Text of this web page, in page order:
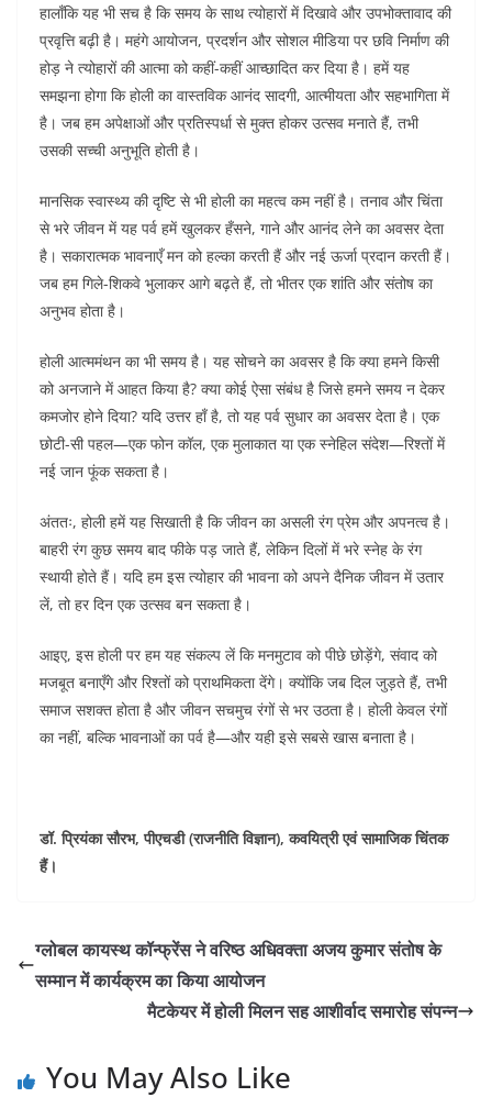
हालाँकि यह भी सच है कि समय के साथ त्योहारों में दिखावे और उपभोक्तावाद की
प्रवृत्ति बढ़ी है। महंगे आयोजन, प्रदर्शन और सोशल मीडिया पर छवि निर्माण की
होड़ ने त्योहारों की आत्मा को कहीं-कहीं आच्छादित कर दिया है। हमें यह
समझना होगा कि होली का वास्तविक आनंद सादगी, आत्मीयता और सहभागिता में
है। जब हम अपेक्षाओं और प्रतिस्पर्धा से मुक्त होकर उत्सव मनाते हैं, तभी
उसकी सच्ची अनुभूति होती है।
मानसिक स्वास्थ्य की दृष्टि से भी होली का महत्व कम नहीं है। तनाव और चिंता
से भरे जीवन में यह पर्व हमें खुलकर हँसने, गाने और आनंद लेने का अवसर देता
है। सकारात्मक भावनाएँ मन को हल्का करती हैं और नई ऊर्जा प्रदान करती हैं।
जब हम गिले-शिकवे भुलाकर आगे बढ़ते हैं, तो भीतर एक शांति और संतोष का
अनुभव होता है।
होली आत्ममंथन का भी समय है। यह सोचने का अवसर है कि क्या हमने किसी
को अनजाने में आहत किया है? क्या कोई ऐसा संबंध है जिसे हमने समय न देकर
कमजोर होने दिया? यदि उत्तर हाँ है, तो यह पर्व सुधार का अवसर देता है। एक
छोटी-सी पहल—एक फोन कॉल, एक मुलाकात या एक स्नेहिल संदेश—रिश्तों में
नई जान फूंक सकता है।
अंततः, होली हमें यह सिखाती है कि जीवन का असली रंग प्रेम और अपनत्व है।
बाहरी रंग कुछ समय बाद फीके पड़ जाते हैं, लेकिन दिलों में भरे स्नेह के रंग
स्थायी होते हैं। यदि हम इस त्योहार की भावना को अपने दैनिक जीवन में उतार
लें, तो हर दिन एक उत्सव बन सकता है।
आइए, इस होली पर हम यह संकल्प लें कि मनमुटाव को पीछे छोड़ेंगे, संवाद को
मजबूत बनाएँगे और रिश्तों को प्राथमिकता देंगे। क्योंकि जब दिल जुड़ते हैं, तभी
समाज सशक्त होता है और जीवन सचमुच रंगों से भर उठता है। होली केवल रंगों
का नहीं, बल्कि भावनाओं का पर्व है—और यही इसे सबसे खास बनाता है।
डॉ. प्रियंका सौरभ, पीएचडी (राजनीति विज्ञान), कवयित्री एवं सामाजिक चिंतक
हैं।
ग्लोबल कायस्थ कॉन्फ्रेंस ने वरिष्ठ अधिवक्ता अजय कुमार संतोष के
सम्मान में कार्यक्रम का किया आयोजन
मैटकेयर में होली मिलन सह आशीर्वाद समारोह संपन्न
You May Also Like